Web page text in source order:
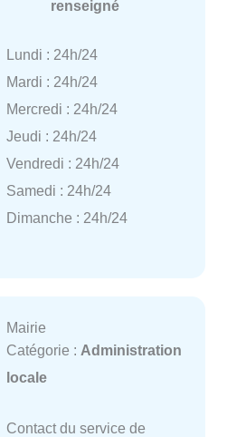
renseigné
Lundi : 24h/24
Mardi : 24h/24
Mercredi : 24h/24
Jeudi : 24h/24
Vendredi : 24h/24
Samedi : 24h/24
Dimanche : 24h/24
Mairie
Catégorie : Administration
locale
Contact du service de